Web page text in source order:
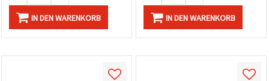
IN DEN WARENKORB IN DEN WARENKORB